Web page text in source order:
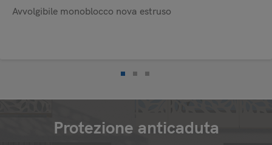
Avvolgibile monoblocco nova estruso
Protezione anticaduta